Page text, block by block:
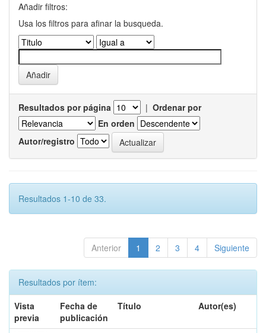
Añadir filtros:
Usa los filtros para afinar la busqueda.
Resultados por página | Ordenar por
En orden
Autor/registro
Resultados 1-10 de 33.
Anterior 1 2 3 4 Siguiente
Resultados por ítem:
Vista
previa
Fecha de
publicación
Título Autor(es)